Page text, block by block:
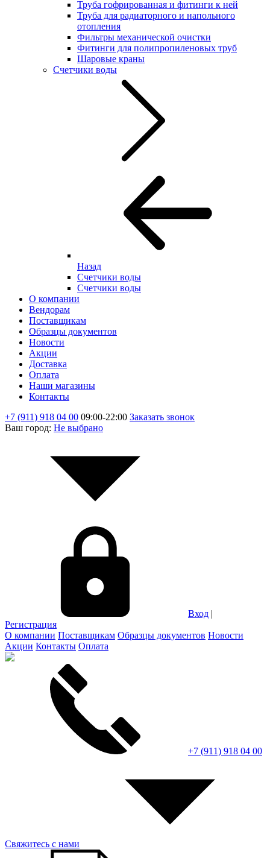
Труба гофрированная и фитинги к ней
Труба для радиаторного и напольного
отопления
Фильтры механической очистки
Фитинги для полипропиленовых труб
Шаровые краны
Счетчики воды
Назад
Счетчики воды
Счетчики воды
О компании
Вендорам
Поставщикам
Образцы документов
Новости
Акции
Доставка
Оплата
Наши магазины
Контакты
+7 (911) 918 04 00 09:00-22:00 Заказать звонок
Ваш город: Не выбрано
Вход |
Регистрация
О компании Поставщикам Образцы документов Новости
Акции Контакты Оплата
+7 (911) 918 04 00
Свяжитесь с нами